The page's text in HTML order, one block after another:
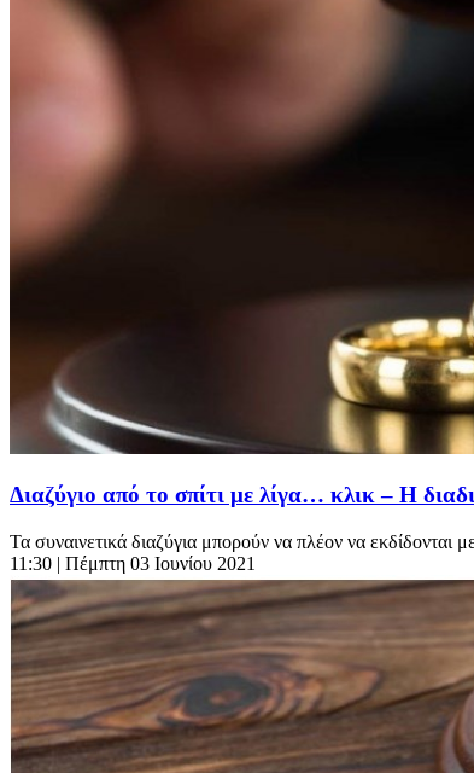
Διαζύγιο από το σπίτι με λίγα… κλικ – Η
Τα συναινετικά διαζύγια μπορούν να πλέον να εκδίδονται
11:30 | Πέμπτη 03 Ιουνίου 2021